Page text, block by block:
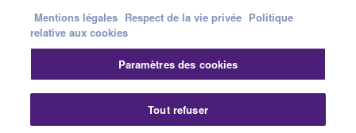
Nous contacterConditions d'utilisation
Respect de la vie privéePolitique relative aux cookies
Mentions légales
Mentions légales Respect de la vie privée Politique
relative aux cookies
Paramètres des cookies
Tout refuser